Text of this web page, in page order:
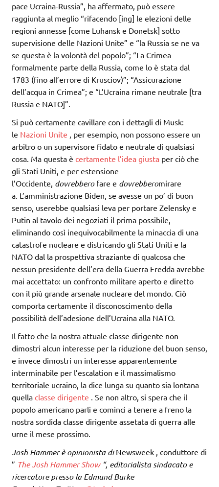
pace Ucraina-Russia”, ha affermato, può essere
raggiunta al meglio “rifacendo [ing] le elezioni delle
regioni annesse [come Luhansk e Donetsk] sotto
supervisione delle Nazioni Unite” e “la Russia se ne va
se questa è la volontà del popolo”; “La Crimea
formalmente parte della Russia, come lo è stata dal
1783 (fino all’errore di Krusciov)”; “Assicurazione
dell’acqua in Crimea”; e “L’Ucraina rimane neutrale [tra
Russia e NATO]”.
Si può certamente cavillare con i dettagli di Musk:
le Nazioni Unite , per esempio, non possono essere un
arbitro o un supervisore fidato e neutrale di qualsiasi
cosa. Ma questa è certamente l’idea giusta per ciò che
gli Stati Uniti, e per estensione
l’Occidente, dovrebberofare e dovrebberomirare
a. L’amministrazione Biden, se avesse un po’ di buon
senso, userebbe qualsiasi leva per portare Zelensky e
Putin al tavolo dei negoziati il ​​prima possibile,
eliminando così inequivocabilmente la minaccia di una
catastrofe nucleare e districando gli Stati Uniti e la
NATO dal la prospettiva straziante di qualcosa che
nessun presidente dell’era della Guerra Fredda avrebbe
mai accettato: un confronto militare aperto e diretto
con il più grande arsenale nucleare del mondo. Ciò
comporta certamente il disconoscimento della
possibilità dell’adesione dell’Ucraina alla NATO.
Il fatto che la nostra attuale classe dirigente non
dimostri alcun interesse per la riduzione del buon senso,
e invece dimostri un interesse apparentemente
interminabile per l’escalation e il massimalismo
territoriale ucraino, la dice lunga su quanto sia lontana
quella classe dirigente . Se non altro, si spera che il
popolo americano parli e cominci a tenere a freno la
nostra sordida classe dirigente assetata di guerra alle
urne il mese prossimo.
Josh Hammer èopinionista diNewsweek , conduttore di
” The Josh Hammer Show“, editorialista sindacato e
ricercatore presso la Edmund Burke